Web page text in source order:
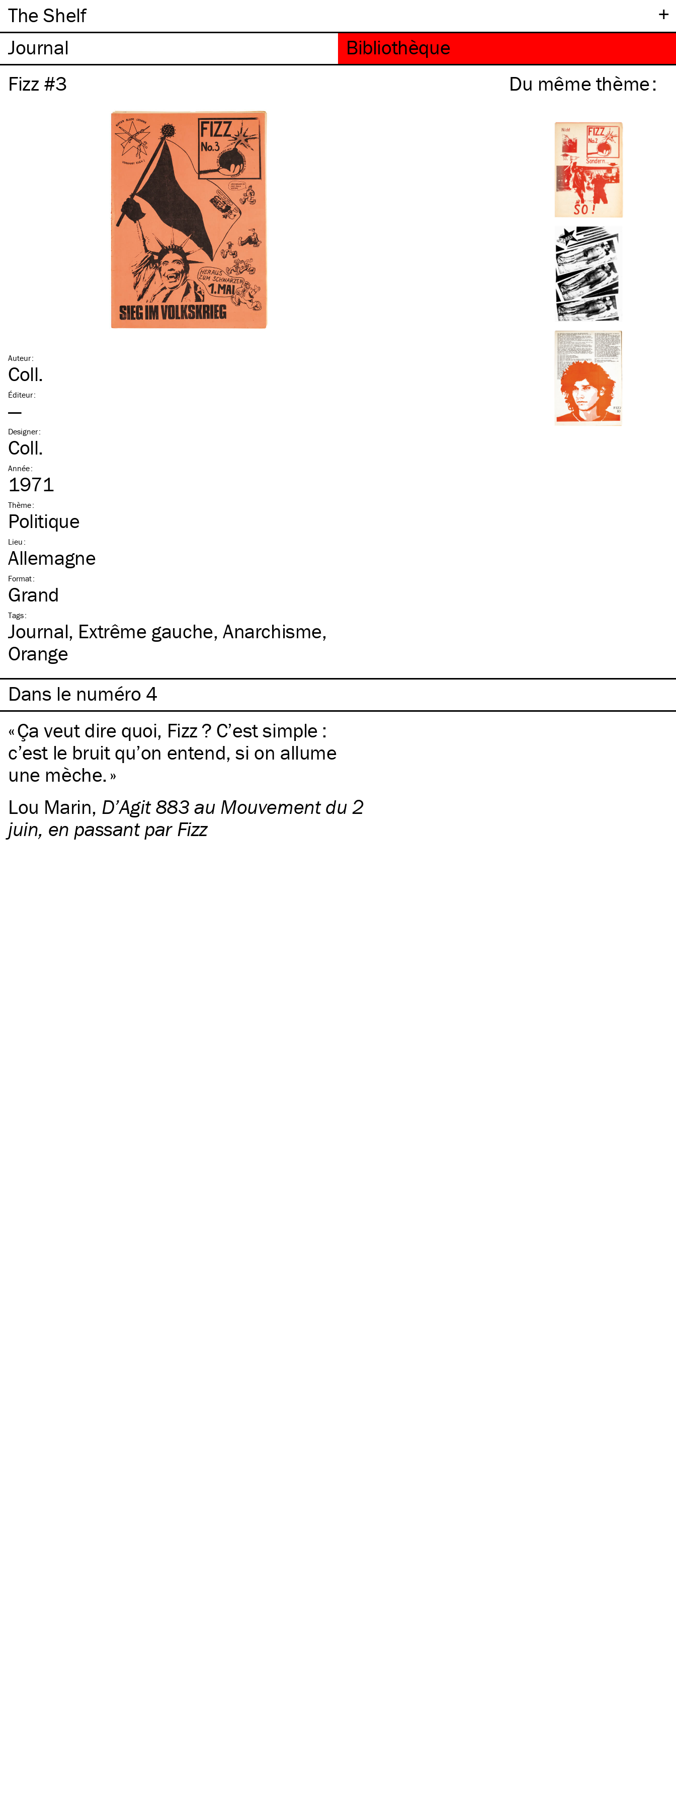
+
The Shelf
Fizz #3
Auteur:
Coll.
Éditeur:
—
Designer:
Coll.
Année:
1971
Thème:
Politique
Lieu :
Allemagne
Format:
Grand
Tags:
Journal Extrême gauche Anarchisme
Orange
Du même thème:
Dans le numéro 4
Ça veut dire quoi, Fizz ? C’est simple :
c’est le bruit qu’on entend, si on allume
une mèche.
Lou Marin, D’Agit 883 au Mouvement du 2
juin, en passant par Fizz